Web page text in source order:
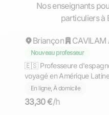
Nos enseignants
particuliers à
Répond rapidement
Marie
Briançon CAVILAM
Nouveau professeur
🇪🇸​ Professeure
voyagé en Amérique
dans la bienveillance !
En ligne, À domicile
33,30 €/h